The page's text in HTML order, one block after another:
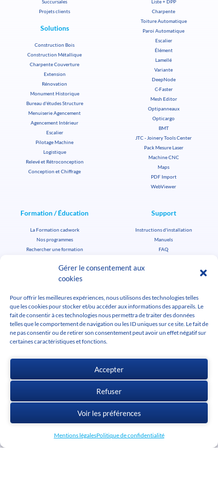
Gérer le consentement aux
cookies
Pour offrir les meilleures expériences, nous utilisons des technologies telles
que les cookies pour stocker et/ou accéder aux informations des appareils. Le
fait de consentir à ces technologies nous permettra de traiter des données
telles que le comportement de navigation ou les ID uniques sur ce site. Le fait de
ne pas consentir ou de retirer son consentement peut avoir un effet négatif sur
certaines caractéristiques et fonctions.
Accepter
Refuser
Voir les préférences
Mentions légalesPolitique de confidentialité
Succursales
Projets clients
Solutions
Construction Bois
Construction Métallique
Charpente Couverture
Extension
Rénovation
Monument Historique
Bureau d'études Structure
Menuiserie Agencement
Agencement Intérieur
Escalier
Pilotage Machine
Logistique
Relevé et Rétroconception
Conception et Chiffrage
Liste + DPP
Charpente
Toiture Automatique
Paroi Automatique
Escalier
Élément
Lamellé
Variante
DeepNode
C-Faster
Mesh Editor
Optipanneaux
Opticargo
BMT
JTC - Joinery Tools Center
Pack Mesure Laser
Machine CNC
Maps
PDF Import
WebViewer
Formation / Éducation
La Formation cadwork
Nos programmes
Rechercher une formation
Licence Éducation
Userclubs
Userclubs
Actus
L'actu cadwork
Agenda
Support
Instructions d'installation
Manuels
FAQ
Support clé entreprise